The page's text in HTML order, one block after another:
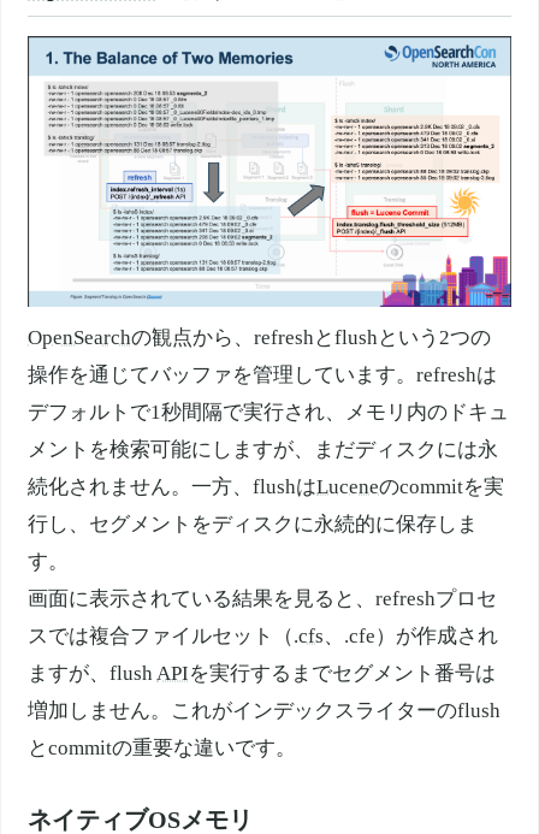
OpenSearchの観点から、refreshとflushという2つの
操作を通じてバッファを管理しています。refreshは
デフォルトで1秒間隔で実行され、メモリ内のドキュ
メントを検索可能にしますが、まだディスクには永
続化されません。一方、flushはLuceneのcommitを実
行し、セグメントをディスクに永続的に保存しま
す。
画面に表示されている結果を見ると、refreshプロセ
スでは複合ファイルセット（.cfs、.cfe）が作成され
ますが、flushAPIを実行するまでセグメント番号は
増加しません。これがインデックスライターのflush
とcommitの重要な違いです。
ネイティブOSメモリ